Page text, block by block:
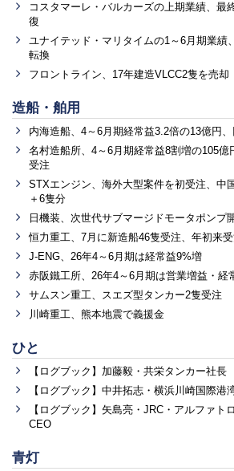
コスタマーレ・バルカーズの上期業績、最
復
ユナイテッド・マリタイムの1～6月期業績
転換
フロントライン、17年建造VLCC2隻を売却
造船・舶用
内海造船、4～6月期経常益3.2倍の13億円
名村造船所、4～6月期経常益8割増の105億
受注
STXエンジン、海外大型案件を初受注、中
＋6隻分
日機装、次世代サブマージドモータポンプ
恒力重工、7月に新造船46隻受注、年初来
J-ENG、26年4～6月期は経常益9%増
赤阪鐵工所、26年4～6月期は営業増益・経
サムスン重工、スエズ型タンカー2隻受注
川崎重工、熊本地震で義援金
ひと
【ログブック】加藤毅・共栄タンカー社長
【ログブック】中井拓志・横浜川崎国際港
【ログブック】矢島亮・JRC・アルファト
CEO
青灯